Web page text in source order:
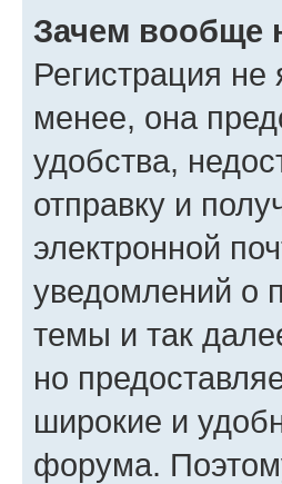
Зачем вообще
Регистрация
менее, она
удобства,
отправку и
электронной
уведомлений о
темы и так
но
широкие и
форума.